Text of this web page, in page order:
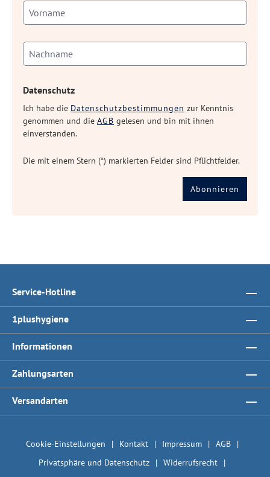
Datenschutz
Ich habe die Datenschutzbestimmungen zur Kenntnis
genommen und die AGB gelesen und bin mit ihnen
einverstanden.
Die mit einem Stern (*) markierten Felder sind Pflichtfelder.
Abonnieren
Service-Hotline
1plushygiene
Informationen
Zahlungsarten
Versandarten
Cookie-Einstellungen Kontakt Impressum
AGB
Privatsphäre und Datenschutz
Widerrufsrecht